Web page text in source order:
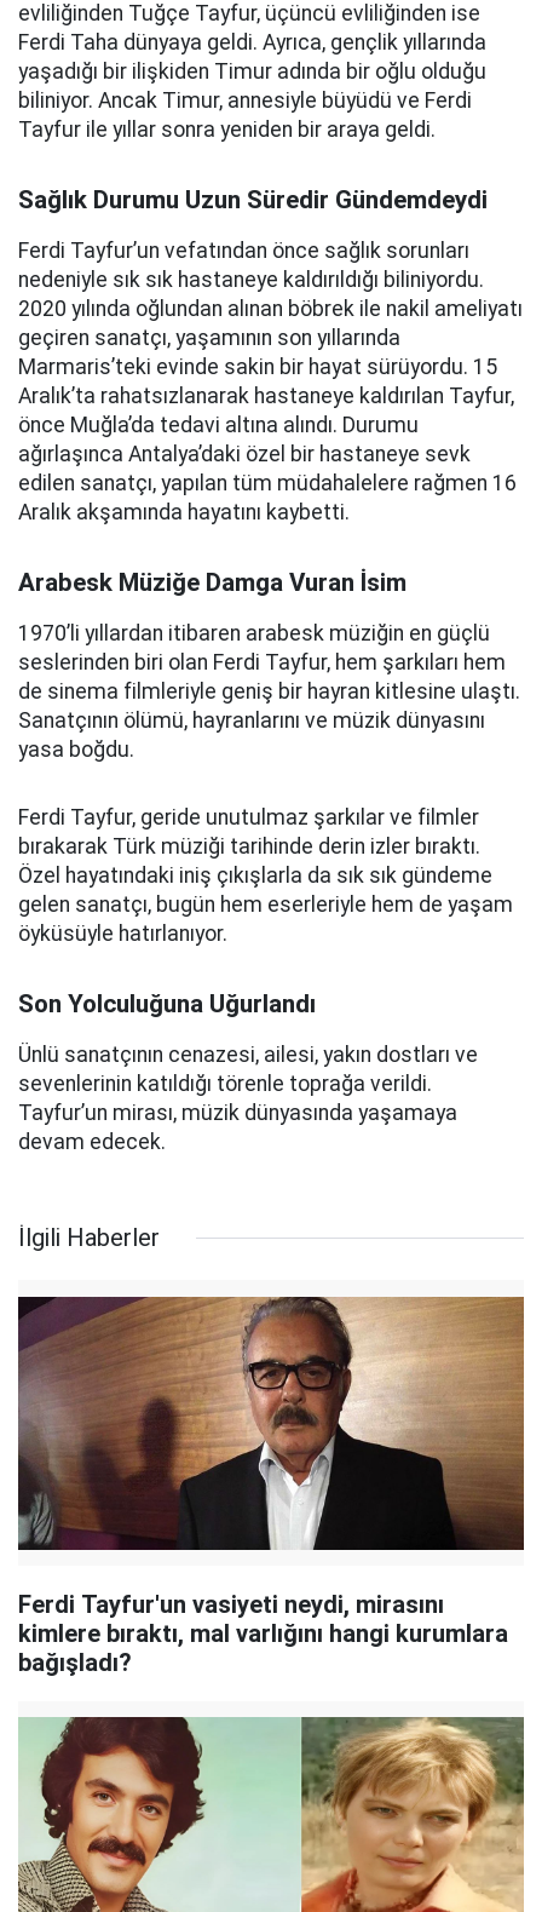
evliliğinden Tuğçe Tayfur, üçüncü evliliğinden ise
Ferdi Taha dünyaya geldi. Ayrıca, gençlik yıllarında
yaşadığı bir ilişkiden Timur adında bir oğlu olduğu
biliniyor. Ancak Timur, annesiyle büyüdü ve Ferdi
Tayfur ile yıllar sonra yeniden bir araya geldi.
Sağlık Durumu Uzun Süredir Gündemdeydi
Ferdi Tayfur’un vefatından önce sağlık sorunları
nedeniyle sık sık hastaneye kaldırıldığı biliniyordu.
2020 yılında oğlundan alınan böbrek ile nakil ameliyatı
geçiren sanatçı, yaşamının son yıllarında
Marmaris’teki evinde sakin bir hayat sürüyordu. 15
Aralık’ta rahatsızlanarak hastaneye kaldırılan Tayfur,
önce Muğla’da tedavi altına alındı. Durumu
ağırlaşınca Antalya’daki özel bir hastaneye sevk
edilen sanatçı, yapılan tüm müdahalelere rağmen 16
Aralık akşamında hayatını kaybetti.
Arabesk Müziğe Damga Vuran İsim
1970’li yıllardan itibaren arabesk müziğin en güçlü
seslerinden biri olan Ferdi Tayfur, hem şarkıları hem
de sinema filmleriyle geniş bir hayran kitlesine ulaştı.
Sanatçının ölümü, hayranlarını ve müzik dünyasını
yasa boğdu.
Ferdi Tayfur, geride unutulmaz şarkılar ve filmler
bırakarak Türk müziği tarihinde derin izler bıraktı.
Özel hayatındaki iniş çıkışlarla da sık sık gündeme
gelen sanatçı, bugün hem eserleriyle hem de yaşam
öyküsüyle hatırlanıyor.
Son Yolculuğuna Uğurlandı
Ünlü sanatçının cenazesi, ailesi, yakın dostları ve
sevenlerinin katıldığı törenle toprağa verildi.
Tayfur’un mirası, müzik dünyasında yaşamaya
devam edecek.
İlgili Haberler
Ferdi Tayfur'un vasiyeti neydi, mirasını
kimlere bıraktı, mal varlığını hangi kurumlara
bağışladı?